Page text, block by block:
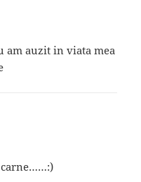
am auzit in viata mea
carne……:)